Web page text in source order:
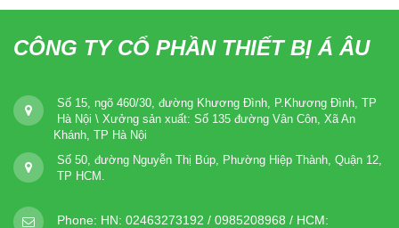
CÔNG TY CỔ PHẦN THIẾT BỊ Á ÂU
Số 15, ngõ 460/30, đường Khương Đình, P.Khương Đình, TP
Hà Nội \ Xưởng sản xuất: Số 135 đường Vân Côn, Xã An
Khánh, TP Hà Nội
Số 50, đường Nguyễn Thị Búp, Phường Hiệp Thành, Quận 12,
TP HCM.
Phone: HN: 02463273192 / 0985208968 / HCM: